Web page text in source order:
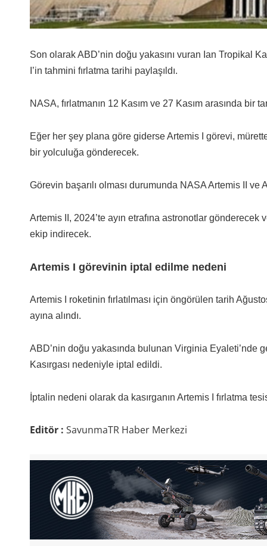
Son olarak ABD’nin doğu yakasını vuran Ian Tropikal
I’in tahmini fırlatma tarihi paylaşıldı.
NASA, fırlatmanın 12 Kasım ve 27 Kasım arasında bir
Eğer her şey plana göre giderse Artemis I görevi,
bir yolculuğa gönderecek.
Görevin başarılı olması durumunda NASA Artemis II
Artemis II, 2024’te ayın etrafına astronotlar gönderecek
ekip indirecek.
Artemis I görevinin iptal edilme nedeni
Artemis I roketinin fırlatılması için öngörülen tarih
ayına alındı.
ABD’nin doğu yakasında bulunan Virginia Eyaleti’nde
Kasırgası nedeniyle iptal edildi.
İptalin nedeni olarak da kasırganın Artemis I fırlatma
Editör : SavunmaTR Haber Merkezi